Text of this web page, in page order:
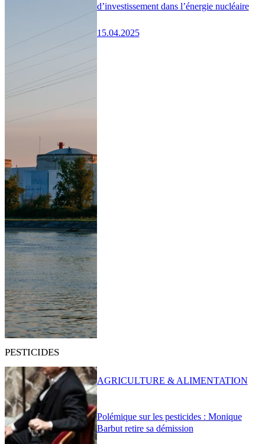
d’investissement dans l’énergie nucléaire
15.04.2025
PESTICIDES
Polémique sur les pesticides : Monique
Barbut retire sa démission
AGRICULTURE & ALIMENTATION